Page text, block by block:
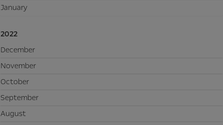
January
2022
December
November
October
September
August